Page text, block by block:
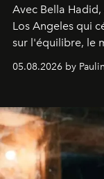
Avec Bella
Los Angeles qui
sur l'équilibre, le
05.08.2026 by